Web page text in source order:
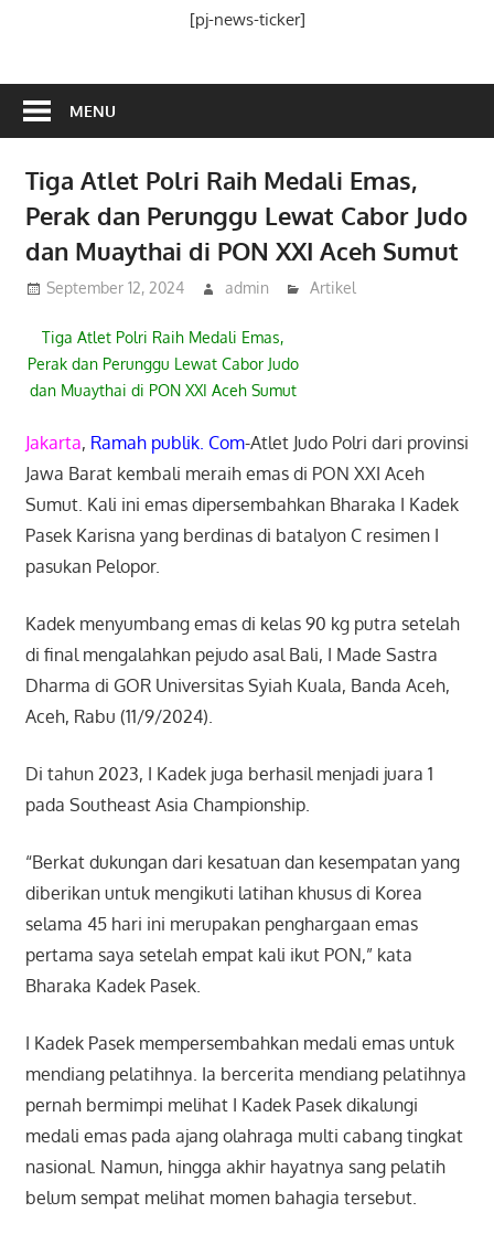
[pj-news-ticker]
MENU
Tiga Atlet Polri Raih Medali Emas,
Perak dan Perunggu Lewat Cabor Judo
dan Muaythai di PON XXI Aceh Sumut
September 12, 2024 admin Artikel
Tiga Atlet Polri Raih Medali Emas,
Perak dan Perunggu Lewat Cabor Judo
dan Muaythai di PON XXI Aceh Sumut
Jakarta, Ramah publik. Com-Atlet Judo Polri dari provinsi
Jawa Barat kembali meraih emas di PON XXI Aceh
Sumut. Kali ini emas dipersembahkan Bharaka I Kadek
Pasek Karisna yang berdinas di batalyon C resimen I
pasukan Pelopor.
Kadek menyumbang emas di kelas 90 kg putra setelah
di final mengalahkan pejudo asal Bali, I Made Sastra
Dharma di GOR Universitas Syiah Kuala, Banda Aceh,
Aceh, Rabu (11/9/2024).
Di tahun 2023, I Kadek juga berhasil menjadi juara 1
pada Southeast Asia Championship.
“Berkat dukungan dari kesatuan dan kesempatan yang
diberikan untuk mengikuti latihan khusus di Korea
selama 45 hari ini merupakan penghargaan emas
pertama saya setelah empat kali ikut PON,” kata
Bharaka Kadek Pasek.
I Kadek Pasek mempersembahkan medali emas untuk
mendiang pelatihnya. Ia bercerita mendiang pelatihnya
pernah bermimpi melihat I Kadek Pasek dikalungi
medali emas pada ajang olahraga multi cabang tingkat
nasional. Namun, hingga akhir hayatnya sang pelatih
belum sempat melihat momen bahagia tersebut.